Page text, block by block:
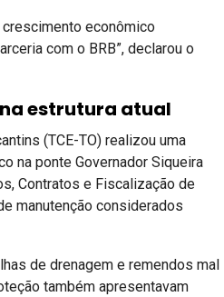
crescimento econômico
com o BRB”, declarou o
estrutura atual
(TCE-TO) realizou uma
na ponte Governador Siqueira
Contratos e Fiscalização de
manutenção considerados
de drenagem e remendos mal
também apresentavam